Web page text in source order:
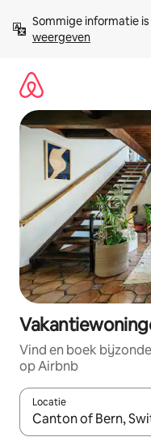
direct
naar
Sommige informatie
weergeven
Vind en boek
op Airbnb
Locatie
Wanneer er